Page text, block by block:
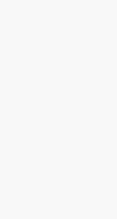
I ty jsou nedílnou součástí lákání
tom k zářijovému devátému
krků gayům. A to už bylo za
Chápeme, že bizár,
že jsme se v minulosti v
se s našimi vlastními
podařilo připravit řadu